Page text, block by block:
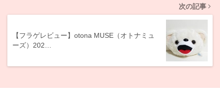
次の記事
【フラゲレビュー】otona MUSE（オトナミュ
ーズ）202…